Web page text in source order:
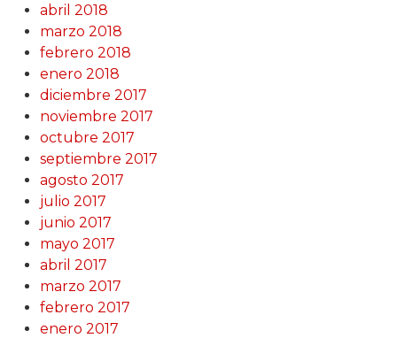
abril 2018
marzo 2018
febrero 2018
enero 2018
diciembre 2017
noviembre 2017
octubre 2017
septiembre 2017
agosto 2017
julio 2017
junio 2017
mayo 2017
abril 2017
marzo 2017
febrero 2017
enero 2017